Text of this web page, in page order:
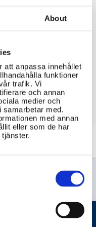
About
att anpassa innehållet
funktioner
trafik. Vi
och annan
medier och
samarbetar med.
med annan
eller som de har
dessa?